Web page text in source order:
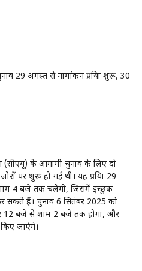
29 अगस्त से नामांकन प्रक्रिया शुरू, 30
(सीएयू) के आगामी चुनाव के लिए दो
पर शुरू हो गई थी। यह प्रक्रिया 29
4 बजे तक चलेगी, जिसमें इच्छुक
सकते हैं। चुनाव 6 सितंबर 2025 को
12 बजे से शाम 2 बजे तक होगा, और
जाएंगे।